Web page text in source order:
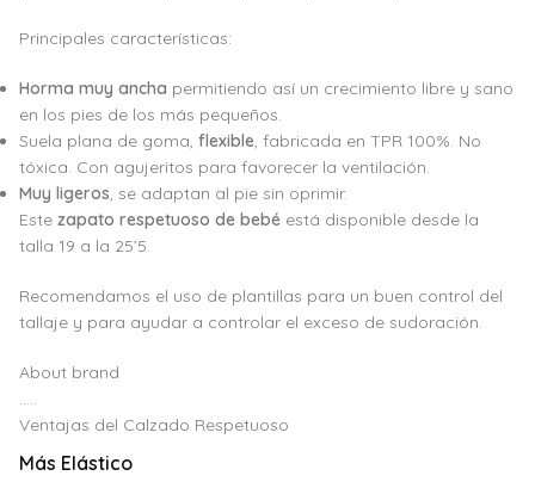
Principales características:
Horma muy ancha permitiendo así un crecimiento libre y sano
en los pies de los más pequeños.
Suela plana de goma, flexible, fabricada en TPR 100%. No
tóxica. Con agujeritos para favorecer la ventilación.
Muy ligeros, se adaptan al pie sin oprimir.
Este zapato respetuoso de bebé está disponible desde la
talla 19 a la 25’5.
Recomendamos el uso de plantillas para un buen control del
tallaje y para ayudar a controlar el exceso de sudoración.
About brand
.....
Ventajas del Calzado Respetuoso
Más Elástico